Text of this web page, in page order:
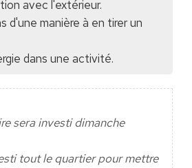
avec l'extérieur.
d'une manière à en tirer un
dans une activité.
sera investi dimanche
tout le quartier pour mettre